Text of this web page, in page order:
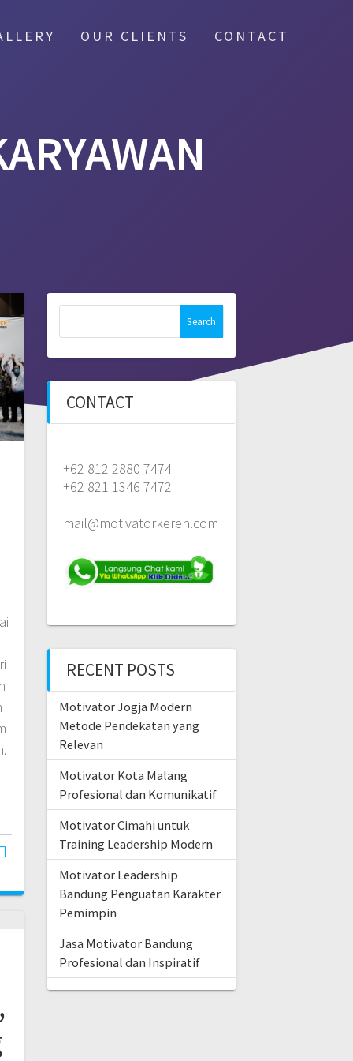
OUR CLIENTS CONTACT
CONTACT
+62 812 2880 7474
+62 821 1346 7472
mail@motivatorkeren.com
RECENT POSTS
Motivator Jogja Modern
Metode Pendekatan yang
Relevan
Motivator Kota Malang
Profesional dan Komunikatif
Motivator Cimahi untuk
Training Leadership Modern
Motivator Leadership
Bandung Penguatan Karakter
Pemimpin
Jasa Motivator Bandung
Profesional dan Inspiratif